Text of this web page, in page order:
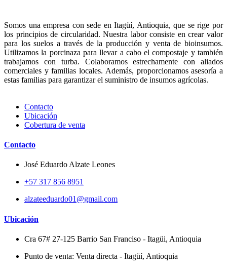
Somos una empresa con sede en Itagüí, Antioquia, que se rige por
los principios de circularidad. Nuestra labor consiste en crear valor
para los suelos a través de la producción y venta de bioinsumos.
Utilizamos la porcinaza para llevar a cabo el compostaje y también
trabajamos con turba. Colaboramos estrechamente con aliados
comerciales y familias locales. Además, proporcionamos asesoría a
estas familias para garantizar el suministro de insumos agrícolas.
Contacto
Ubicación
Cobertura de venta
Contacto
José Eduardo Alzate Leones
+57 317 856 8951
alzateeduardo01@gmail.com
Ubicación
Cra 67# 27-125 Barrio San Franciso - Itagüi, Antioquia
Punto de venta: Venta directa - Itagüí, Antioquia